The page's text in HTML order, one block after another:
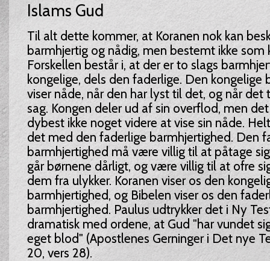
Islams Gud
Til alt dette kommer, at Koranen nok kan
barmhjertig og nådig, men bestemt ikke som
Forskellen består i, at der er to slags
kongelige, dels den faderlige. Den kongelige
viser nåde, når den har lyst til det, og når det
sag. Kongen deler ud af sin overflod, men
dybest ikke noget videre at vise sin nåde.
det med den faderlige barmhjertighed. Den
barmhjertighed må være villig til at påtage
går børnene dårligt, og være villig til at ofre
dem fra ulykker. Koranen viser os den
barmhjertighed, og Bibelen viser os den
barmhjertighed. Paulus udtrykker det i Ny
dramatisk med ordene, at Gud "har vundet
eget blod" (Apostlenes Gerninger i Det nye
20, vers 28).